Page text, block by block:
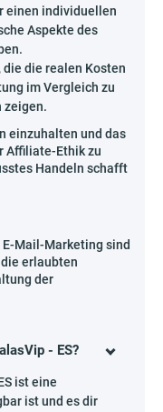
einen individuellen
Aspekte des
die realen Kosten
im Vergleich zu
zeigen.
einzuhalten und das
Affiliate-Ethik zu
Handeln schafft
Mail-Marketing sind
erlaubten
der
- ES?
ist eine
ist und es dir